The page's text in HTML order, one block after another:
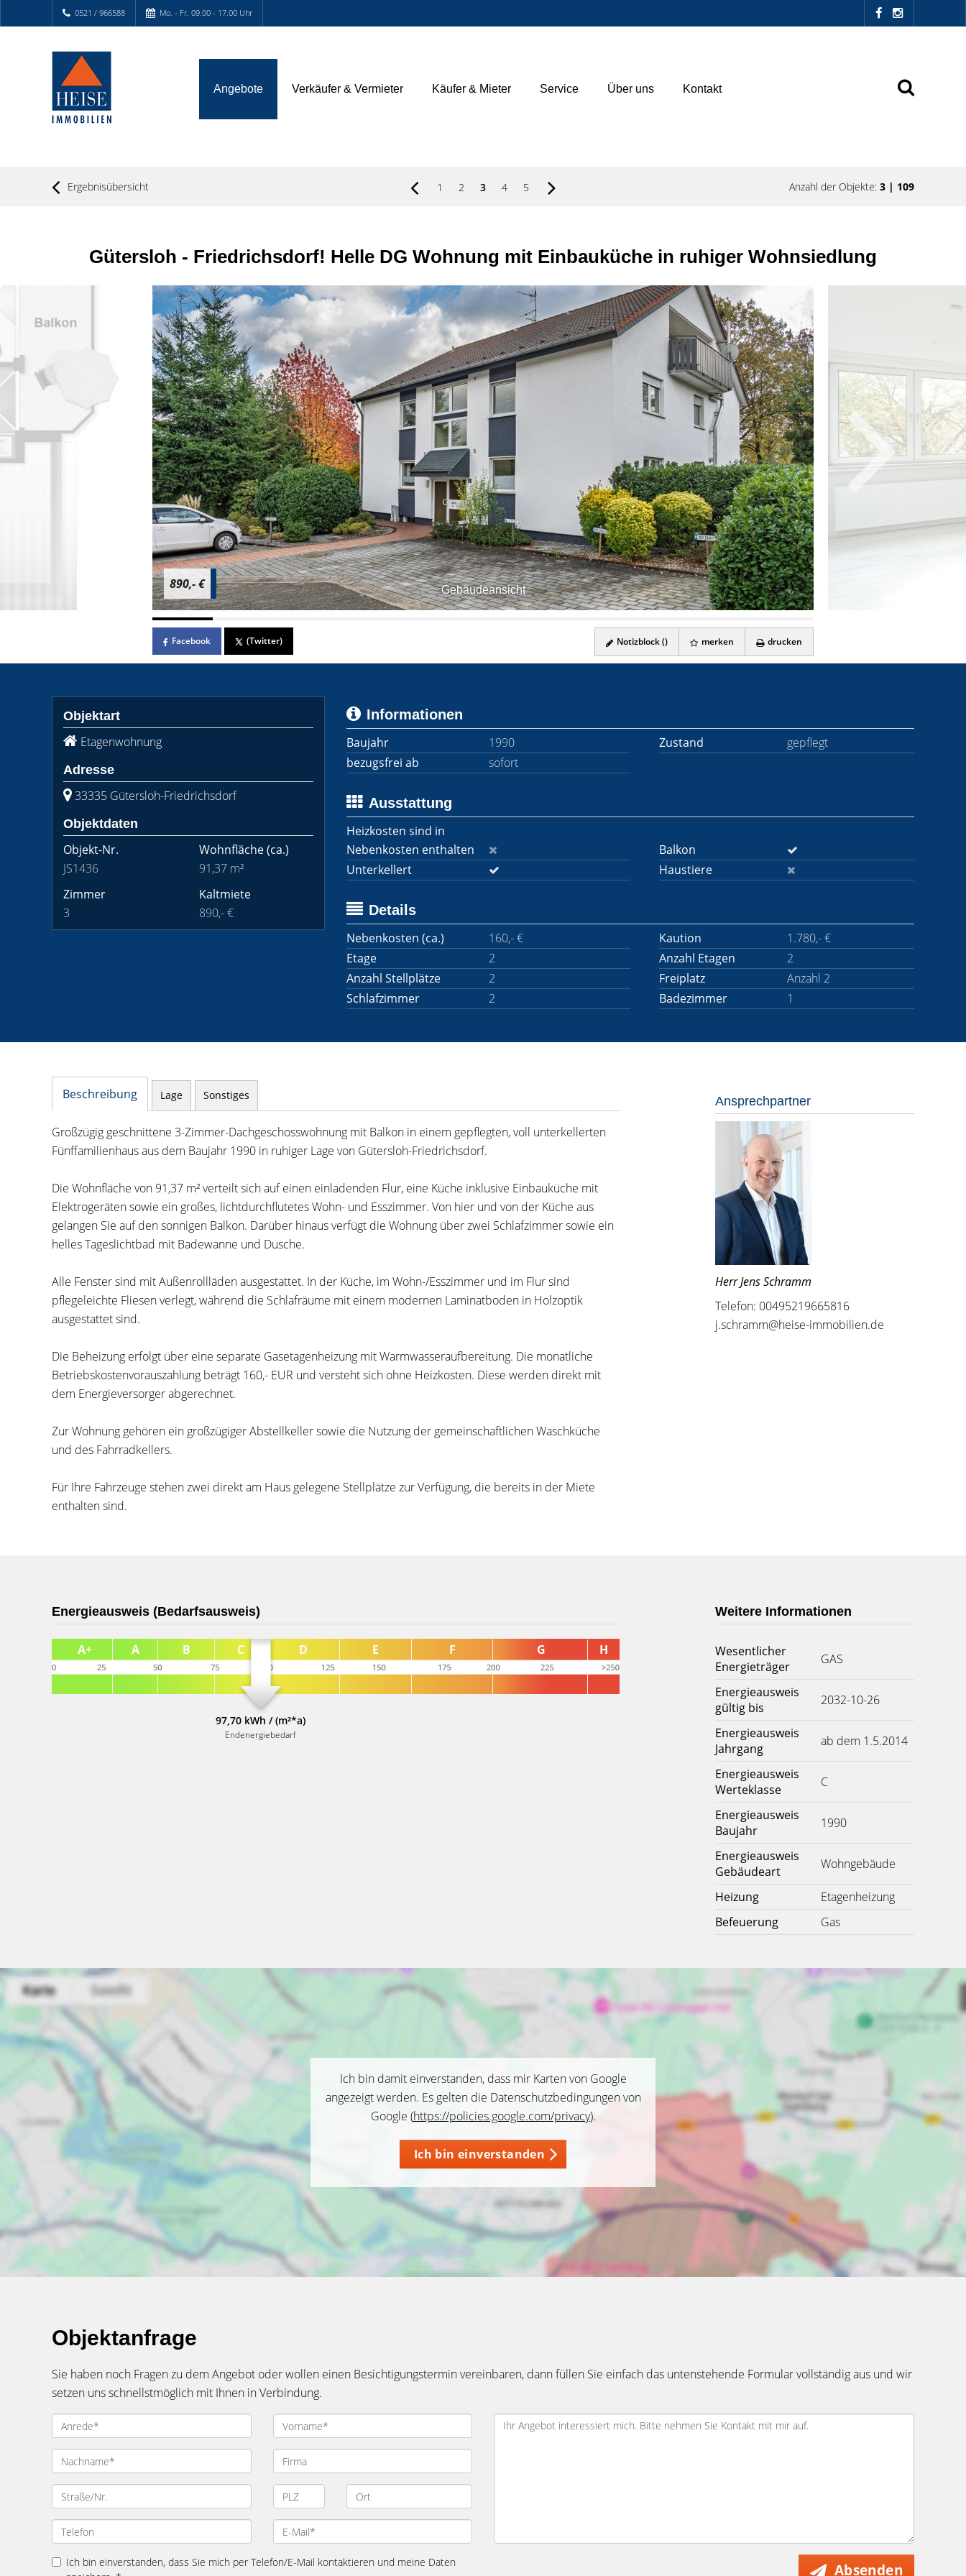
0521 / 966588 Mo. - Fr. 09.00 - 17.00 Uhr
Angebote Verkäufer & Vermieter Käufer & Mieter Service Über uns Kontakt
Ergebnisübersicht 1 2 3 4 5 Anzahl der Objekte: 3 | 109
Gütersloh - Friedrichsdorf! Helle DG Wohnung mit Einbauküche in ruhiger Wohnsiedlung
Gebäudeansicht
890,- €
Facebook (Twitter) Notizblock () merken drucken
Objektart
Etagenwohnung
Adresse
33335 Gütersloh-Friedrichsdorf
Objektdaten
Objekt-Nr.
JS1436
Wohnfläche(ca.)
91,37 m²
Zimmer
3
Kaltmiete
890,- €
Informationen
Baujahr
1990 Zustand
gepflegt
bezugsfrei ab
sofort
Ausstattung
Heizkosten sind in
Nebenkosten enthalten
Balkon
Unterkellert
Haustiere
Details
Nebenkosten (ca.)
160,- € Kaution
1.780,- €
Etage
2 Anzahl Etagen
2
Anzahl Stellplätze
2 Freiplatz
Anzahl 2
Schlafzimmer
2 Badezimmer 1
Beschreibung Lage Sonstiges
Großzügig geschnittene 3-Zimmer-Dachgeschosswohnung mit Balkon in einem gepflegten, voll unterkellerten
Fünffamilienhaus aus dem Baujahr 1990 in ruhiger Lage von Gütersloh-Friedrichsdorf.
Die Wohnfläche von 91,37 m² verteilt sich auf einen einladenden Flur, eine Küche inklusive Einbauküche mit
Elektrogeräten sowie ein großes, lichtdurchflutetes Wohn- und Esszimmer. Von hier und von der Küche aus
gelangen Sie auf den sonnigen Balkon. Darüber hinaus verfügt die Wohnung über zwei Schlafzimmer sowie ein
helles Tageslichtbad mit Badewanne und Dusche.
Alle Fenster sind mit Außenrollläden ausgestattet. In der Küche, im Wohn-/Esszimmer und im Flur sind
pflegeleichte Fliesen verlegt, während die Schlafräume mit einem modernen Laminatboden in Holzoptik
ausgestattet sind.
Die Beheizung erfolgt über eine separate Gasetagenheizung mit Warmwasseraufbereitung. Die monatliche
Betriebskostenvorauszahlung beträgt 160,- EUR und versteht sich ohne Heizkosten. Diese werden direkt mit
dem Energieversorger abgerechnet.
Zur Wohnung gehören ein großzügiger Abstellkeller sowie die Nutzung der gemeinschaftlichen Waschküche
und des Fahrradkellers.
Für Ihre Fahrzeuge stehen zwei direkt am Haus gelegene Stellplätze zur Verfügung, die bereits in der Miete
enthalten sind.
Ansprechpartner
Herr Jens Schramm
Telefon: 00495219665816
j.schramm@heise-immobilien.de
Energieausweis (Bedarfsausweis)
97,70 kWh / (m²*a)
Endenergiebedarf
Weitere Informationen
Wesentlicher
Energieträger
GAS
Energieausweis
gültig bis
2032-10-26
Energieausweis
Jahrgang
ab dem 1.5.2014
Energieausweis
Werteklasse
C
Energieausweis
Baujahr
1990
Energieausweis
Gebäudeart
Wohngebäude
Heizung
Etagenheizung
Befeuerung
Gas
Ich bin damit einverstanden, dass mir Karten von Google
angezeigt werden. Es gelten die Datenschutzbedingungen von
Google (https://policies.google.com/privacy).
Ich bin einverstanden
Objektanfrage
Sie haben noch Fragen zu dem Angebot oder wollen einen Besichtigungstermin vereinbaren, dann füllen Sie einfach das untenstehende Formular vollständig aus und wir
setzen uns schnellstmöglich mit Ihnen in Verbindung.
Ich bin einverstanden, dass Sie mich per Telefon/E-Mail kontaktieren und meine Daten
Absenden